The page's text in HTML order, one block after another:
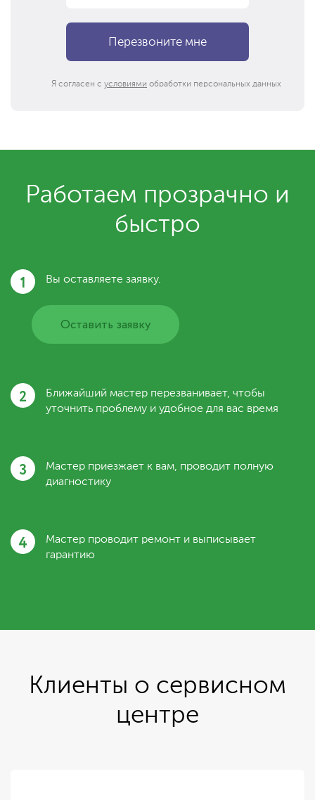
Я согласен с условиями обработки персональных данных
Работаем прозрачно и
быстро
1 Вы оставляете заявку.
Оставить заявку
2
Ближайший мастер перезванивает, чтобы
уточнить проблему и удобное для вас время
3
Мастер приезжает к вам, проводит полную
диагностику
4
Мастер проводит ремонт и выписывает
гарантию
Клиенты о сервисном
центре